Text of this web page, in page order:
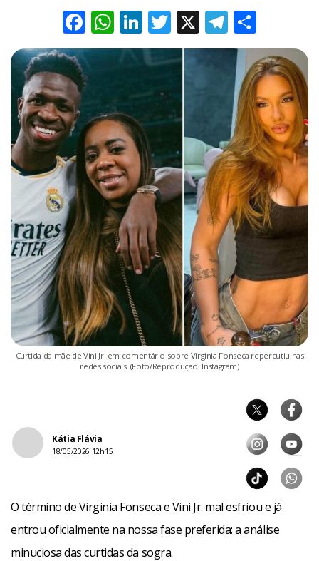
Facebook
WhatsApp
LinkedIn
Twitter
X
Curtida da mãe de Vini Jr. em comentário sobre Virginia Fonseca repercutiu nas
redes sociais. (Foto/Reprodução: Instagram)
Kátia Flávia
18/05/2026 12h15
O término de Virginia Fonseca e Vini Jr. mal esfriou e já
entrou oficialmente na nossa fase preferida: a análise
minuciosa das curtidas da sogra.